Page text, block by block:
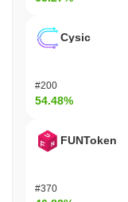
Cysic
#200
54.48%
FUNToken
#370